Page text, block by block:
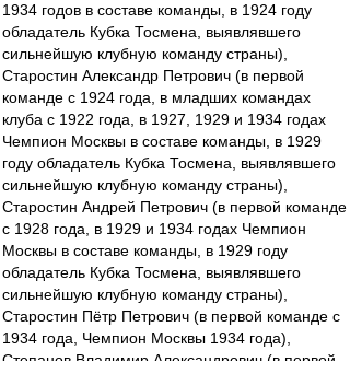
1934 годов в составе команды, в 1924 году
обладатель Кубка Тосмена, выявлявшего
сильнейшую клубную команду страны),
Старостин Александр Петрович (в первой
команде с 1924 года, в младших командах
клуба с 1922 года, в 1927, 1929 и 1934 годах
Чемпион Москвы в составе команды, в 1929
году обладатель Кубка Тосмена, выявлявшего
сильнейшую клубную команду страны),
Старостин Андрей Петрович (в первой команде
с 1928 года, в 1929 и 1934 годах Чемпион
Москвы в составе команды, в 1929 году
обладатель Кубка Тосмена, выявлявшего
сильнейшую клубную команду страны),
Старостин Пётр Петрович (в первой команде с
1934 года, Чемпион Москвы 1934 года),
Степанов Владимир Александрович (в первой